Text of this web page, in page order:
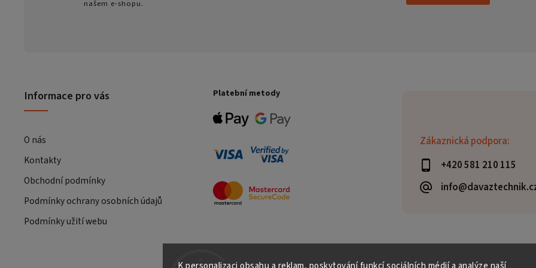
Zákaznická podpora:
+420 581 210 115
našem e-shopu.
Informace pro vás
O nás
Kontakty
Obchodní podmínky
Podmínky ochrany osobních údajů
Podmínky užití webu
Platební metody